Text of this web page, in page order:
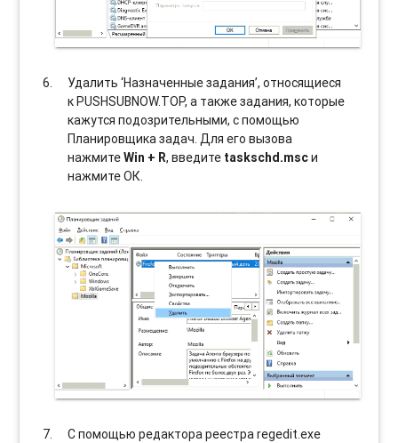
Удалить ‘Назначенные задания’, относящиеся
к PUSHSUBNOW.TOP, а также задания, которые
кажутся подозрительными, с помощью
Планировщика задач. Для его вызова
нажмитеWin + R, введите taskschd.mscи
нажмите ОК.
С помощью редактора реестра regedit.exe